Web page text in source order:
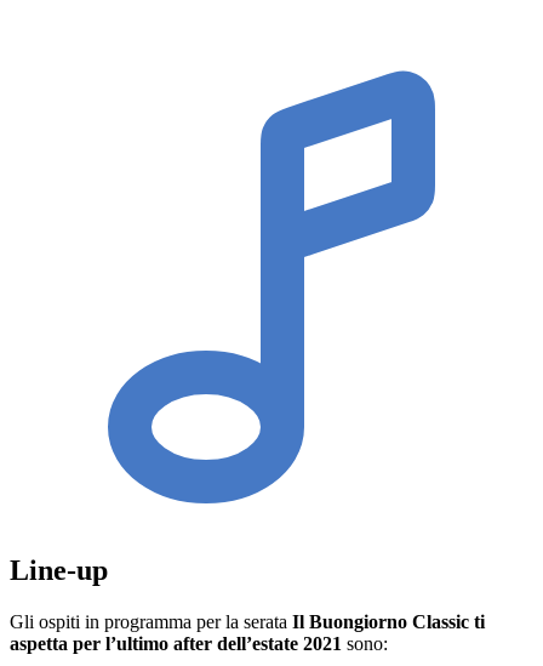
Line-up
Gli ospiti in programma per la serata Il Buongiorno Classic ti
aspetta per l’ultimo after dell’estate 2021 sono: